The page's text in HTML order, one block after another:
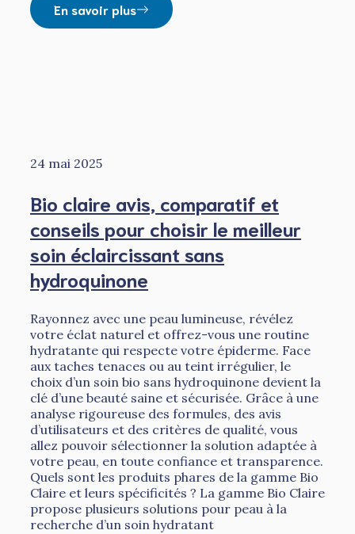
En savoir plus
24 mai 2025
Bio claire avis, comparatif et
conseils pour choisir le meilleur
soin éclaircissant sans
hydroquinone
Rayonnez avec une peau lumineuse, révélez
votre éclat naturel et offrez-vous une routine
hydratante qui respecte votre épiderme. Face
aux taches tenaces ou au teint irrégulier, le
choix d’un soin bio sans hydroquinone devient la
clé d’une beauté saine et sécurisée. Grâce à une
analyse rigoureuse des formules, des avis
d’utilisateurs et des critères de qualité, vous
allez pouvoir sélectionner la solution adaptée à
votre peau, en toute confiance et transparence.
Quels sont les produits phares de la gamme Bio
Claire et leurs spécificités ? La gamme Bio Claire
propose plusieurs solutions pour peau à la
recherche d’un soin hydratant